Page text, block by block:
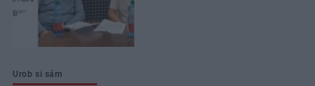
Urob si sám